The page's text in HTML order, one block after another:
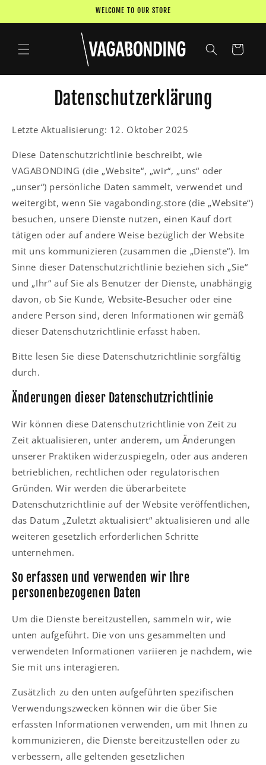
Inhalt
WELCOME TO OUR STORE
Warenkorb
Datenschutzerklärung
Letzte Aktualisierung: 12. Oktober 2025
Diese Datenschutzrichtlinie beschreibt, wie
VAGABONDING (die „Website“, „wir“, „uns“ oder
„unser“) persönliche Daten sammelt, verwendet und
weitergibt, wenn Sie vagabonding.store (die „Website“)
besuchen, unsere Dienste nutzen, einen Kauf dort
tätigen oder auf andere Weise bezüglich der Website
mit uns kommunizieren (zusammen die „Dienste“). Im
Sinne dieser Datenschutzrichtlinie beziehen sich „Sie“
und „Ihr“ auf Sie als Benutzer der Dienste, unabhängig
davon, ob Sie Kunde, Website-Besucher oder eine
andere Person sind, deren Informationen wir gemäß
dieser Datenschutzrichtlinie erfasst haben.
Bitte lesen Sie diese Datenschutzrichtlinie sorgfältig
durch.
Änderungen dieser Datenschutzrichtlinie
Wir können diese Datenschutzrichtlinie von Zeit zu
Zeit aktualisieren, unter anderem, um Änderungen
unserer Praktiken widerzuspiegeln, oder aus anderen
betrieblichen, rechtlichen oder regulatorischen
Gründen. Wir werden die überarbeitete
Datenschutzrichtlinie auf der Website veröffentlichen,
das Datum „Zuletzt aktualisiert“ aktualisieren und alle
weiteren gesetzlich erforderlichen Schritte
unternehmen.
So erfassen und verwenden wir Ihre
personenbezogenen Daten
Um die Dienste bereitzustellen, sammeln wir, wie
unten aufgeführt. Die von uns gesammelten und
verwendeten Informationen variieren je nachdem, wie
Sie mit uns interagieren.
Zusätzlich zu den unten aufgeführten spezifischen
Verwendungszwecken können wir die über Sie
erfassten Informationen verwenden, um mit Ihnen zu
kommunizieren, die Dienste bereitzustellen oder zu
verbessern, alle geltenden gesetzlichen